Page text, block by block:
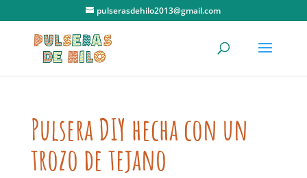
pulserasdehilo2013@gmail.com
Pulsera DIY hecha con un
trozo de tejano